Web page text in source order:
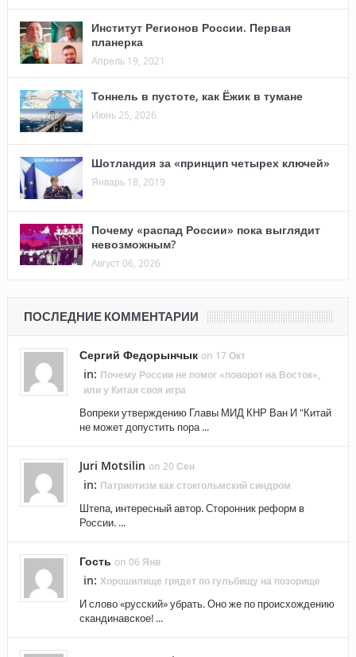
Институт Регионов России. Первая
планерка
Апрель 19, 2021
Тоннель в пустоте, как Ёжик в тумане
Июнь 25, 2026
Шотландия за «принцип четырех ключей»
Январь 18, 2019
Почему «распад России» пока выглядит
невозможным?
Август 06, 2026
ПОСЛЕДНИЕ КОММЕНТАРИИ
Сергий Федорынчык on 17 Окт
in: Почему России не помог «поворот на Восток»,
или у Китая своя игра
Вопреки утверждению Главы МИД КНР Ван И "Китай
не может допустить пора ...
Juri Motsilin on 20 Сен
in: Патриотизм как стокгольмский синдром
Штепа, интересный автор. Сторонник реформ в
России. ...
Гость on 06 Янв
in: Хорошилище грядет по гульбищу на позорище
И слово «русский» убрать. Оно же по происхождению
скандинавское! ...